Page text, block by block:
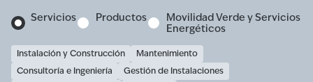
Servicios Productos
Movilidad Verde y Servicios
Energéticos
Instalación y Construcción
Mantenimiento
Consultoría e Ingeniería
Gestión de Instalaciones